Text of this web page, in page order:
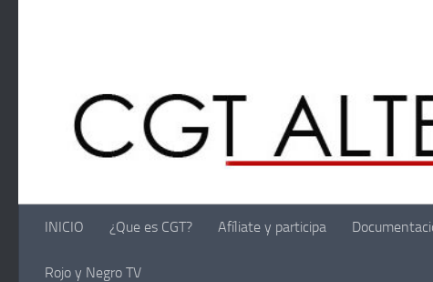
INICIO ¿Que es CGT? Afíliate y participa
Rojo y Negro TV